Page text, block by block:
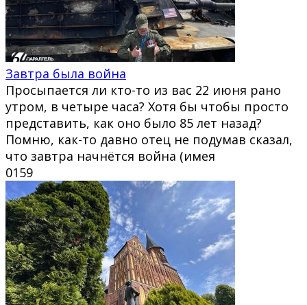
Завтра была война
Просыпается ли кто-то из вас 22 июня рано
утром, в четыре часа? Хотя бы чтобы просто
представить, как оно было 85 лет назад?
Помню, как-то давно отец не подумав сказал,
что завтра начнётся война (имея
0159